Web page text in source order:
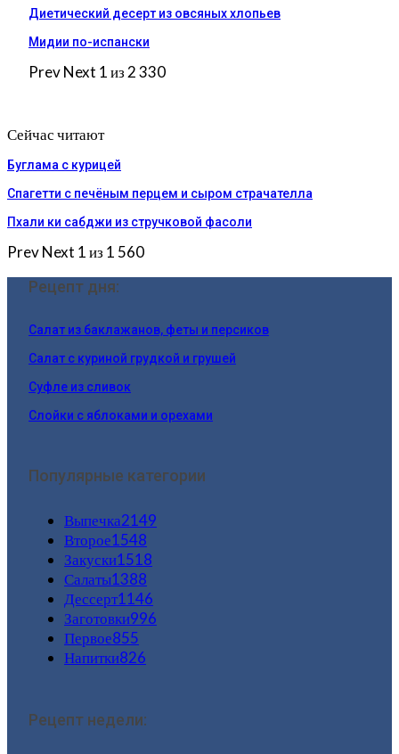
Диетический десерт из овсяных хлопьев
Мидии по-испански
PrevNext 1 из 2 330
Сейчас читают
Буглама с курицей
Спагетти с печёным перцем и сыром страчателла
Пхали ки сабджи из стручковой фасоли
PrevNext 1 из 1 560
Рецепт дня:
Салат из баклажанов, феты и персиков
Салат с куриной грудкой и грушей
Суфле из сливок
Слойки с яблоками и орехами
Популярные категории
Выпечка2149
Второе1548
Закуски1518
Салаты1388
Дессерт1146
Заготовки996
Первое855
Напитки826
Рецепт недели: